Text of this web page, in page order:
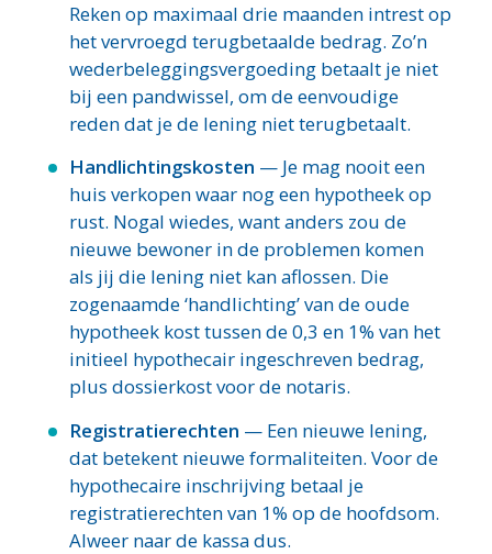
Reken op maximaal drie maanden intrest op
het vervroegd terugbetaalde bedrag. Zo’n
wederbeleggingsvergoeding betaalt je niet
bij een pandwissel, om de eenvoudige
reden dat je de lening niet terugbetaalt.
Handlichtingskosten — Je mag nooit een
huis verkopen waar nog een hypotheek op
rust. Nogal wiedes, want anders zou de
nieuwe bewoner in de problemen komen
als jij die lening niet kan aflossen. Die
zogenaamde ‘handlichting’ van de oude
hypotheek kost tussen de 0,3 en 1% van het
initieel hypothecair ingeschreven bedrag,
plus dossierkost voor de notaris.
Registratierechten — Een nieuwe lening,
dat betekent nieuwe formaliteiten. Voor de
hypothecaire inschrijving betaal je
registratierechten van 1% op de hoofdsom.
Alweer naar de kassa dus.